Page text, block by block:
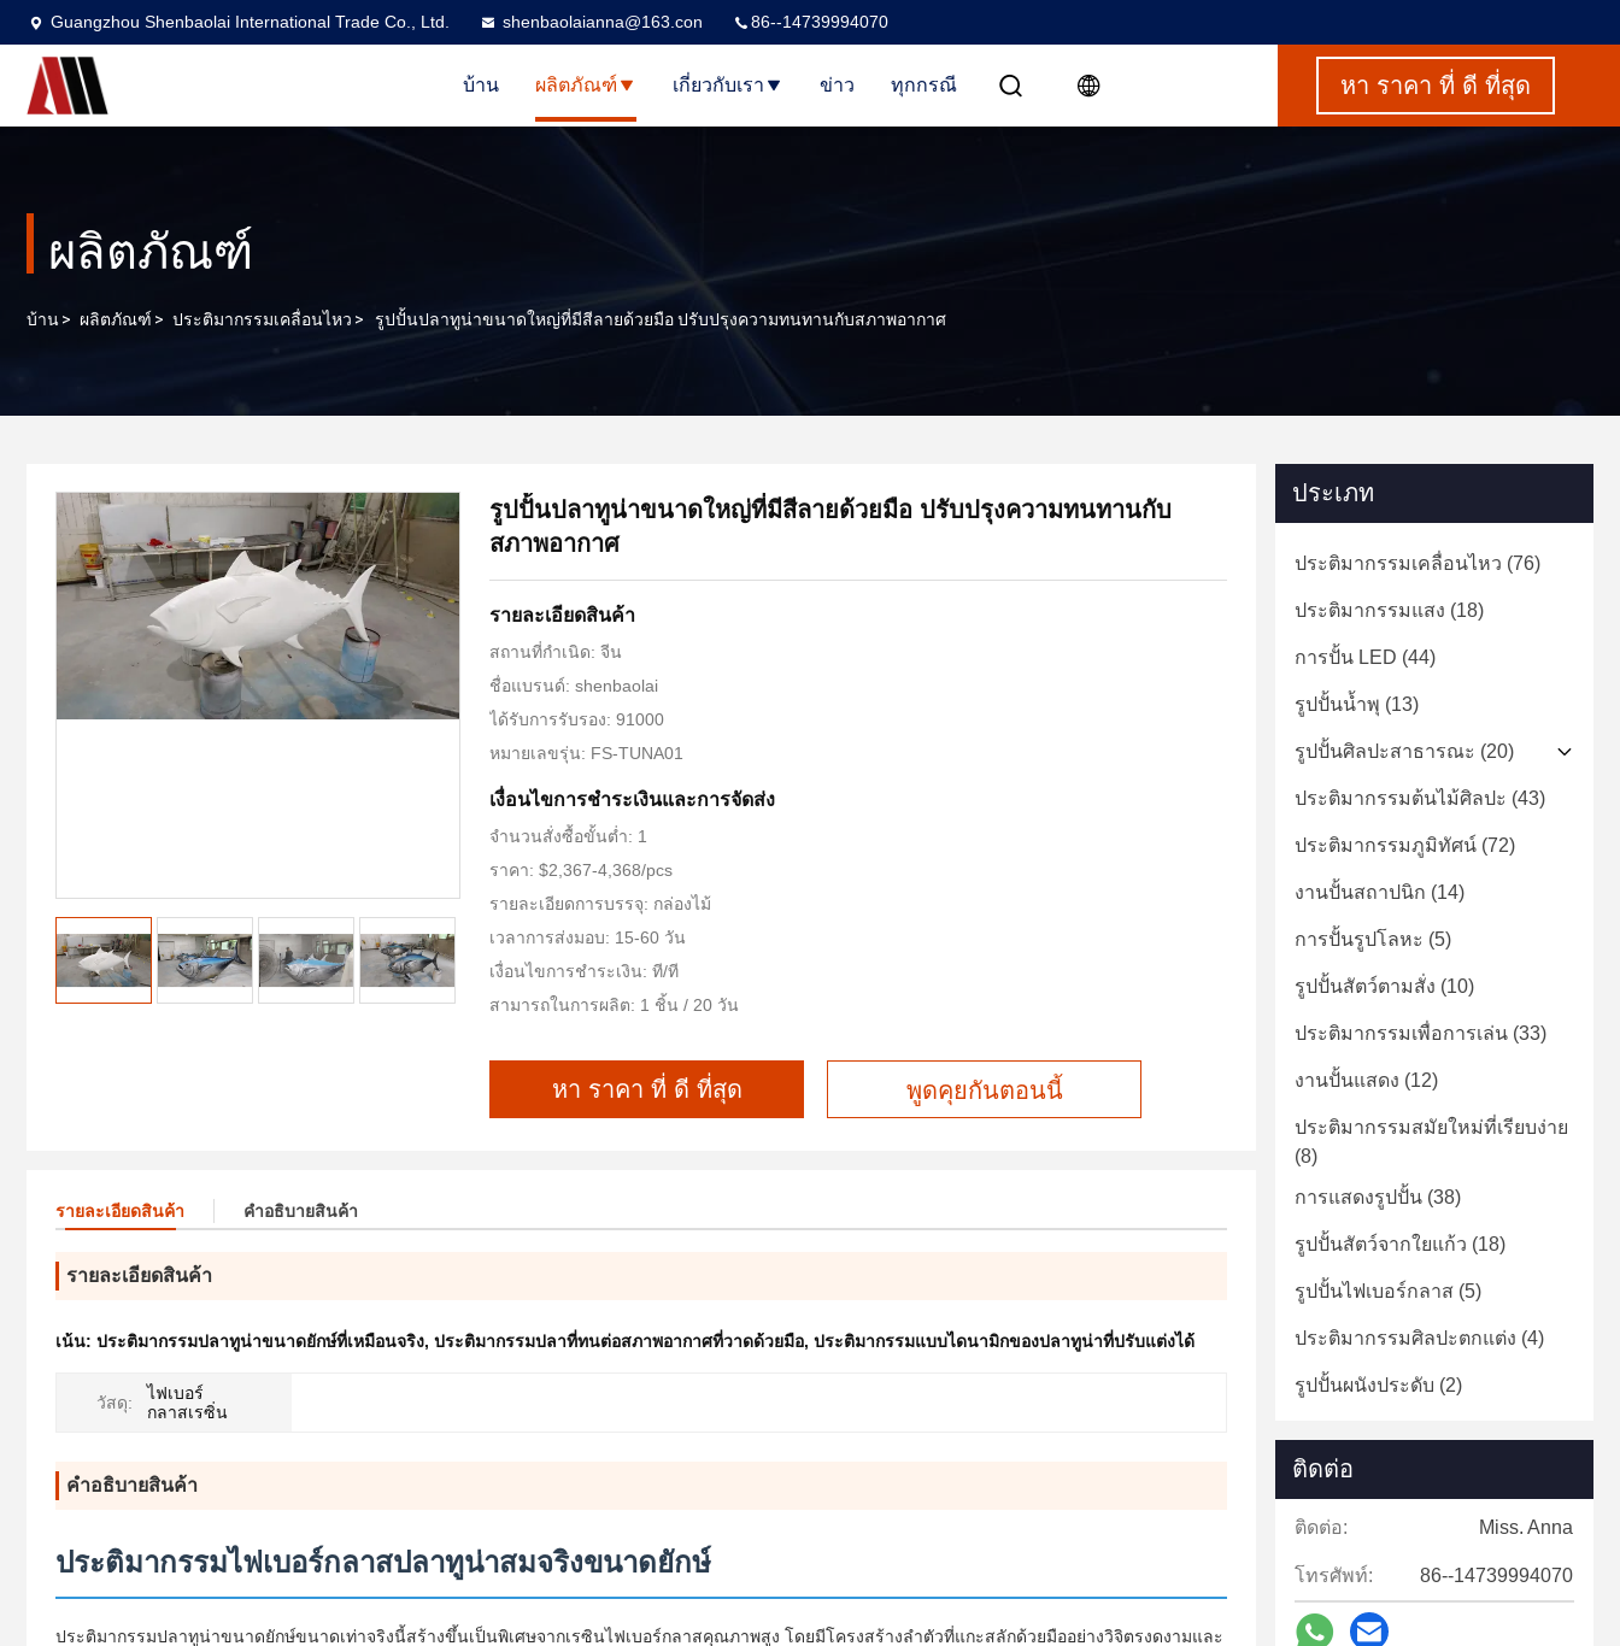
Guangzhou Shenbaolai International Trade Co., Ltd. shenbaolaianna@163.con 86--14739994070
บ้าน ผลิตภัณฑ์ เกี่ยวกับเรา ข่าว ทุกกรณี หา ราคา ที่ ดี ที่สุด
ผลิตภัณฑ์
บ้าน> ผลิตภัณฑ์ > ประติมากรรมเคลื่อนไหว > รูปปั้นปลาทูน่าขนาดใหญ่ที่มีสีลายด้วยมือ ปรับปรุงความทนทานกับสภาพอากาศ
รูปปั้นปลาทูน่าขนาดใหญ่ที่มีสีลายด้วยมือ ปรับปรุงความทนทานกับ
สภาพอากาศ
รายละเอียดสินค้า
สถานที่กำเนิด: จีน
ชื่อแบรนด์: shenbaolai
ได้รับการรับรอง: 91000
หมายเลขรุ่น: FS-TUNA01
เงื่อนไขการชําระเงินและการจัดส่ง
จำนวนสั่งซื้อขั้นต่ำ: 1
ราคา: $2,367-4,368/pcs
รายละเอียดการบรรจุ: กล่องไม้
เวลาการส่งมอบ: 15-60 วัน
เงื่อนไขการชำระเงิน: ที/ที
สามารถในการผลิต: 1 ชิ้น / 20 วัน
หา ราคา ที่ ดี ที่สุด พูดคุยกันตอนนี้
รายละเอียดสินค้า คําอธิบายสินค้า
รายละเอียดสินค้า
เน้น: ประติมากรรมปลาทูน่าขนาดยักษ์ที่เหมือนจริง, ประติมากรรมปลาที่ทนต่อสภาพอากาศที่วาดด้วยมือ, ประติมากรรมแบบไดนามิกของปลาทูน่าที่ปรับแต่งได้
วัสดุ:
ไฟเบอร์
กลาสเรซิ่น
คําอธิบายสินค้า
ประติมากรรมไฟเบอร์กลาสปลาทูน่าสมจริงขนาดยักษ์
ประติมากรรมปลาทูน่าขนาดยักษ์ขนาดเท่าจริงนี้สร้างขึ้นเป็นพิเศษจากเรซินไฟเบอร์กลาสคุณภาพสูง โดยมีโครงสร้างลำตัวที่แกะสลักด้วยมืออย่างวิจิตรงดงามและ
ประเภท
ประติมากรรมเคลื่อนไหว (76)
ประติมากรรมแสง (18)
การปั้น LED (44)
รูปปั้นน้ำพุ (13)
รูปปั้นศิลปะสาธารณะ (20)
ประติมากรรมต้นไม้ศิลปะ (43)
ประติมากรรมภูมิทัศน์ (72)
งานปั้นสถาปนิก (14)
การปั้นรูปโลหะ (5)
รูปปั้นสัตว์ตามสั่ง (10)
ประติมากรรมเพื่อการเล่น (33)
งานปั้นแสดง (12)
ประติมากรรมสมัยใหม่ที่เรียบง่าย
(8)
การแสดงรูปปั้น (38)
รูปปั้นสัตว์จากใยแก้ว (18)
รูปปั้นไฟเบอร์กลาส (5)
ประติมากรรมศิลปะตกแต่ง (4)
รูปปั้นผนังประดับ (2)
ติดต่อ
ติดต่อ: Miss. Anna
โทรศัพท์: 86--14739994070